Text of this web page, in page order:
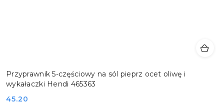
Przyprawnik 5-częściowy na sól pieprz ocet oliwę i
wykałaczki Hendi 465363
Cena:
45.20